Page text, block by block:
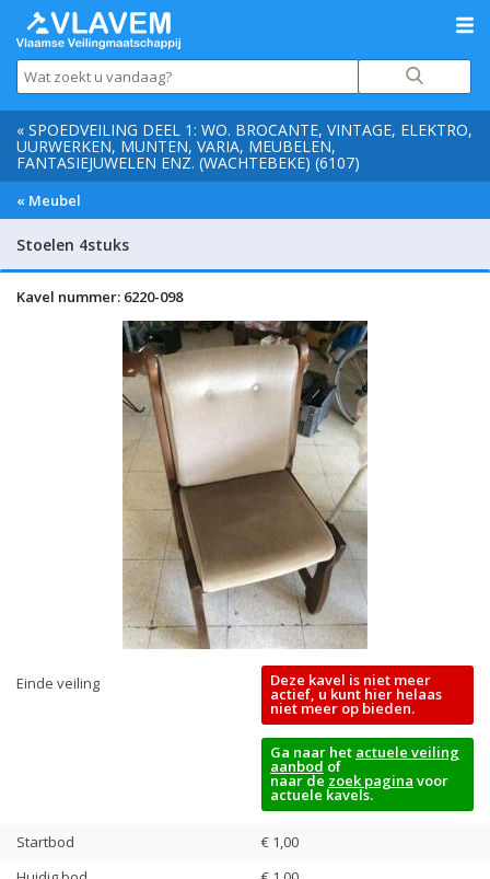
« SPOEDVEILING DEEL 1: WO. BROCANTE, VINTAGE, ELEKTRO,
UURWERKEN, MUNTEN, VARIA, MEUBELEN,
FANTASIEJUWELEN ENZ. (WACHTEBEKE) (6107)
« Meubel
Stoelen 4stuks
Kavel nummer: 6220-098
Einde veiling Deze kavel is niet meer
actief, u kunt hier helaas
niet meer op bieden.
Ga naar het actuele veiling
aanbod of
naar de zoek pagina voor
actuele kavels.
Startbod
€ 1,00